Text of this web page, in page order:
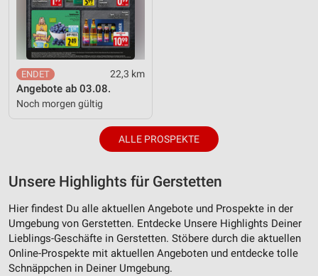
22,3 km
Angebote ab 03.08.
Noch morgen gültig
ALLE PROSPEKTE
Unsere Highlights für Gerstetten
Hier findest Du alle aktuellen Angebote und Prospekte in der
Umgebung von Gerstetten. Entdecke Unsere Highlights Deiner
Lieblings-Geschäfte in Gerstetten. Stöbere durch die aktuellen
Online-Prospekte mit aktuellen Angeboten und entdecke tolle
Schnäppchen in Deiner Umgebung.